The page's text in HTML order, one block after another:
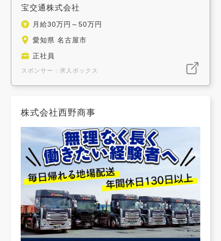
宝交通株式会社
月給30万円～50万円
愛知県 名古屋市
正社員
スポンサー：求人ボックス
株式会社西野商事